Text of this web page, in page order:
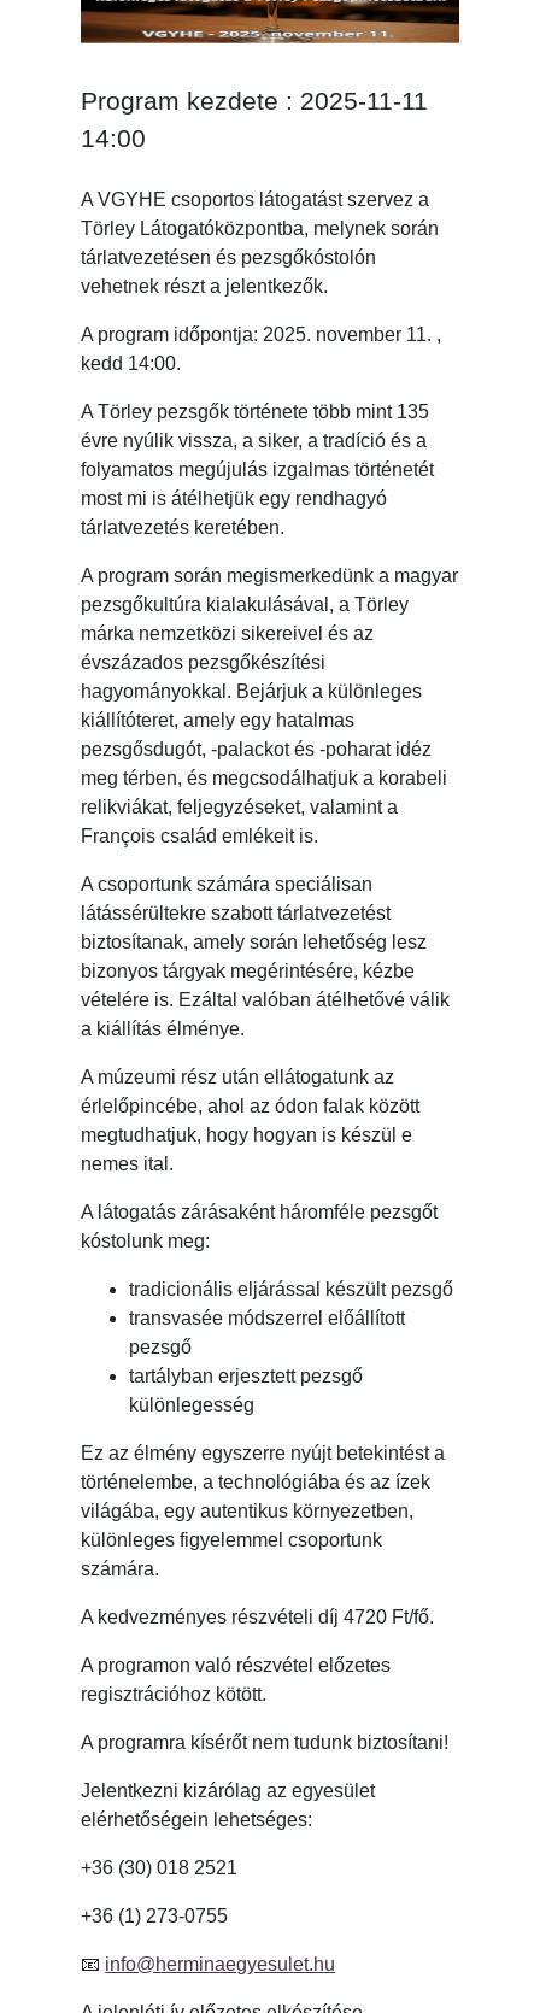
Program kezdete : 2025-11-11
14:00
A VGYHE csoportos látogatást szervez a
Törley Látogatóközpontba, melynek során
tárlatvezetésen és pezsgőkóstolón
vehetnek részt a jelentkezők.
A program időpontja: 2025. november 11. ,
kedd 14:00.
A Törley pezsgők története több mint 135
évre nyúlik vissza, a siker, a tradíció és a
folyamatos megújulás izgalmas történetét
most mi is átélhetjük egy rendhagyó
tárlatvezetés keretében.
A program során megismerkedünk a magyar
pezsgőkultúra kialakulásával, a Törley
márka nemzetközi sikereivel és az
évszázados pezsgőkészítési
hagyományokkal. Bejárjuk a különleges
kiállítóteret, amely egy hatalmas
pezsgősdugót, -palackot és -poharat idéz
meg térben, és megcsodálhatjuk a korabeli
relikviákat, feljegyzéseket, valamint a
François család emlékeit is.
A csoportunk számára speciálisan
látássérültekre szabott tárlatvezetést
biztosítanak, amely során lehetőség lesz
bizonyos tárgyak megérintésére, kézbe
vételére is. Ezáltal valóban átélhetővé válik
a kiállítás élménye.
A múzeumi rész után ellátogatunk az
érlelőpincébe, ahol az ódon falak között
megtudhatjuk, hogy hogyan is készül e
nemes ital.
A látogatás zárásaként háromféle pezsgőt
kóstolunk meg:
tradicionális eljárással készült pezsgő
transvasée módszerrel előállított
pezsgő
tartályban erjesztett pezsgő
különlegesség
Ez az élmény egyszerre nyújt betekintést a
történelembe, a technológiába és az ízek
világába, egy autentikus környezetben,
különleges figyelemmel csoportunk
számára.
A kedvezményes részvételi díj 4720 Ft/fő.
A programon való részvétel előzetes
regisztrációhoz kötött.
A programra kísérőt nem tudunk biztosítani!
Jelentkezni kizárólag az egyesület
elérhetőségein lehetséges:
+36 (30) 018 2521
+36 (1) 273-0755
📧 info@herminaegyesulet.hu